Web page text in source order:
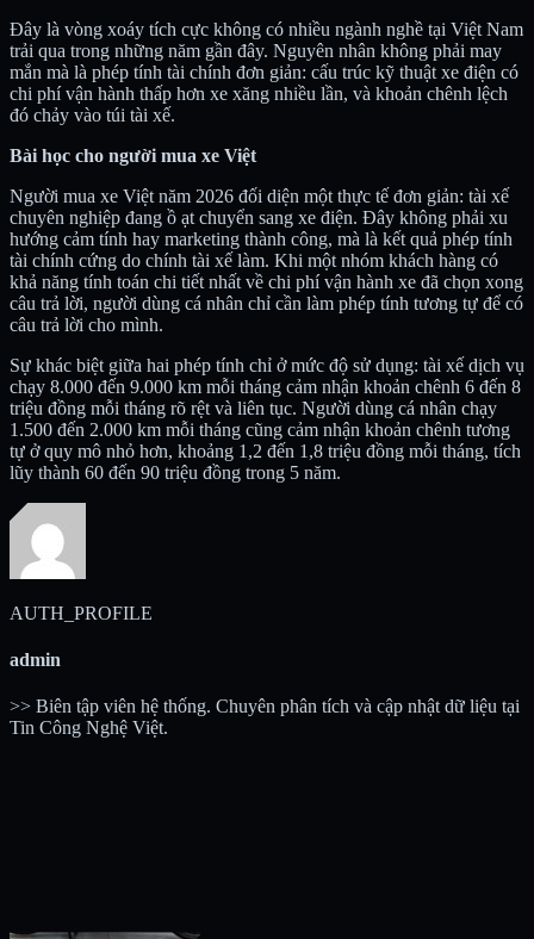
Đây là vòng xoáy tích cực không có nhiều ngành nghề tại Việt Nam
trải qua trong những năm gần đây. Nguyên nhân không phải may
mắn mà là phép tính tài chính đơn giản: cấu trúc kỹ thuật xe điện có
chi phí vận hành thấp hơn xe xăng nhiều lần, và khoản chênh lệch
đó chảy vào túi tài xế.
Bài học cho người mua xe Việt
Người mua xe Việt năm 2026 đối diện một thực tế đơn giản: tài xế
chuyên nghiệp đang ồ ạt chuyển sang xe điện. Đây không phải xu
hướng cảm tính hay marketing thành công, mà là kết quả phép tính
tài chính cứng do chính tài xế làm. Khi một nhóm khách hàng có
khả năng tính toán chi tiết nhất về chi phí vận hành xe đã chọn xong
câu trả lời, người dùng cá nhân chỉ cần làm phép tính tương tự để có
câu trả lời cho mình.
Sự khác biệt giữa hai phép tính chỉ ở mức độ sử dụng: tài xế dịch vụ
chạy 8.000 đến 9.000 km mỗi tháng cảm nhận khoản chênh 6 đến 8
triệu đồng mỗi tháng rõ rệt và liên tục. Người dùng cá nhân chạy
1.500 đến 2.000 km mỗi tháng cũng cảm nhận khoản chênh tương
tự ở quy mô nhỏ hơn, khoảng 1,2 đến 1,8 triệu đồng mỗi tháng, tích
lũy thành 60 đến 90 triệu đồng trong 5 năm.
AUTH_PROFILE
admin
>> Biên tập viên hệ thống. Chuyên phân tích và cập nhật dữ liệu tại
Tin Công Nghệ Việt.